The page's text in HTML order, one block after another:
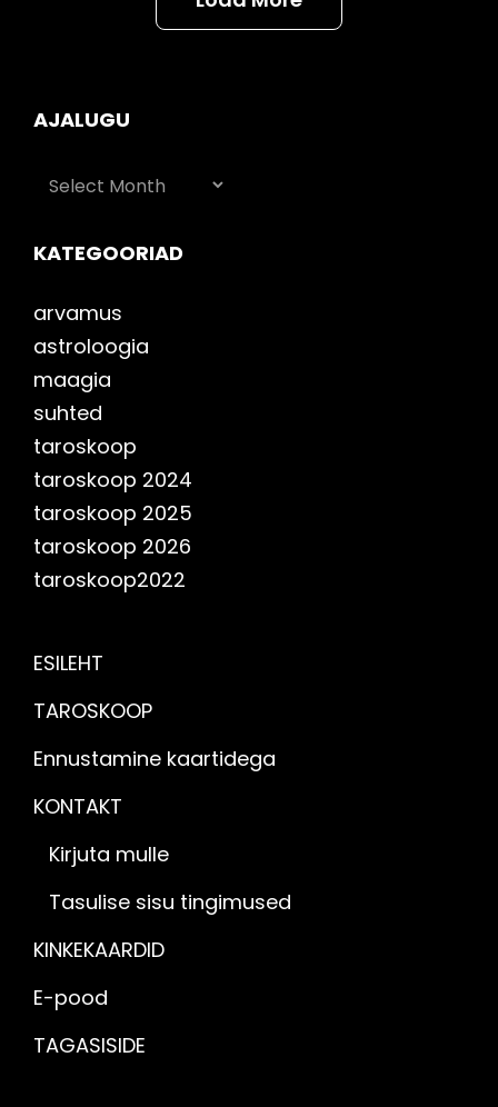
AJALUGU
AJALUGU
KATEGOORIAD
arvamus
astroloogia
maagia
suhted
taroskoop
taroskoop 2024
taroskoop 2025
taroskoop 2026
taroskoop2022
ESILEHT
TAROSKOOP
Ennustamine kaartidega
KONTAKT
Kirjuta mulle
Tasulise sisu tingimused
KINKEKAARDID
E-pood
TAGASISIDE